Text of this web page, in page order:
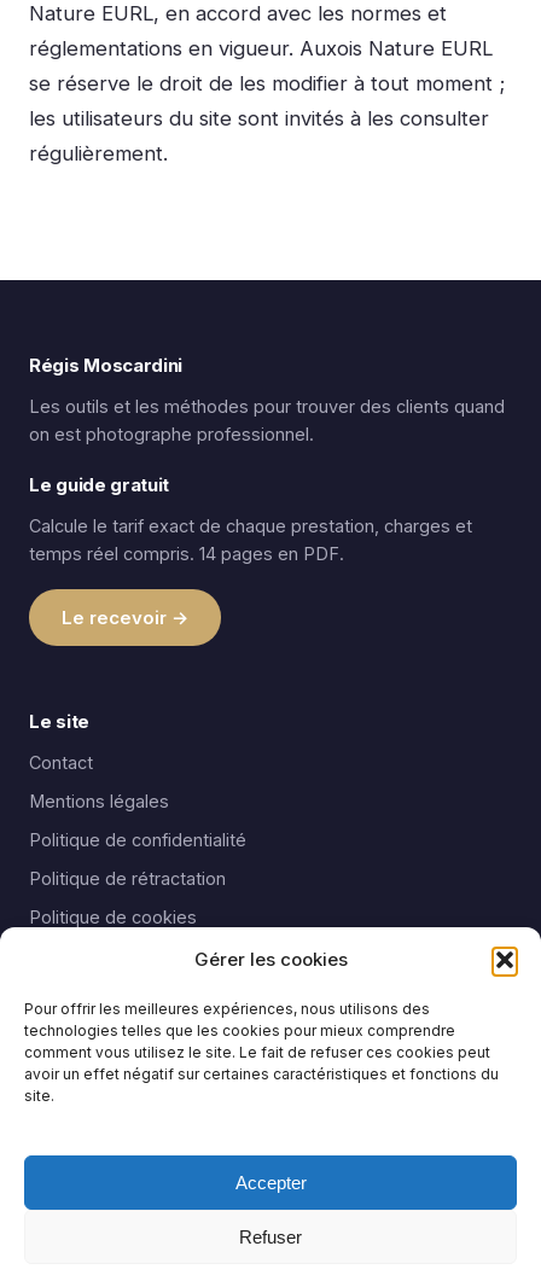
Gérer les cookies
Pour offrir les meilleures expériences, nous utilisons des
technologies telles que les cookies pour mieux comprendre
comment vous utilisez le site. Le fait de refuser ces cookies peut
avoir un effet négatif sur certaines caractéristiques et fonctions du
site.
Accepter
Refuser
Nature EURL, en accord avec les normes et
réglementations en vigueur. Auxois Nature EURL
se réserve le droit de les modifier à tout moment ;
les utilisateurs du site sont invités à les consulter
régulièrement.
Régis Moscardini
Les outils et les méthodes pour trouver des clients quand
on est photographe professionnel.
Le guide gratuit
Calcule le tarif exact de chaque prestation, charges et
temps réel compris. 14 pages en PDF.
Le recevoir →
Le site
Contact
Mentions légales
Politique de confidentialité
Politique de rétractation
Politique de cookies
AUXOIS NATURE EURL - 19 Chemin des Chirouzes 43700
COUBON - SIRET : 79143096000025 - N° TVA UE :